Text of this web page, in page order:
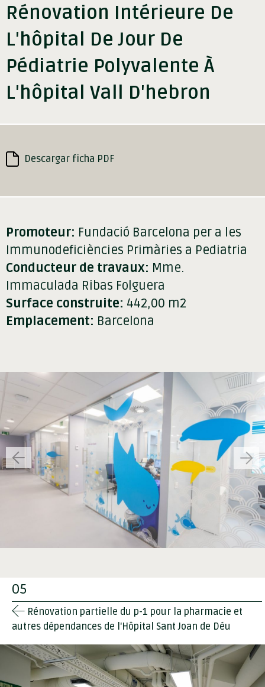
Rénovation Intérieure De
L'hôpital De Jour De
Pédiatrie Polyvalente À
L'hôpital Vall D'hebron
Descargar ficha PDF
Promoteur: Fundació Barcelona per a les
Immunodeficiències Primàries a Pediatria
Conducteur de travaux: Mme.
Immaculada Ribas Folguera
Surface construite: 442,00 m2
Emplacement: Barcelona
05
Rénovation partielle du p-1 pour la pharmacie et
autres dépendances de l'Hôpital Sant Joan de Déu